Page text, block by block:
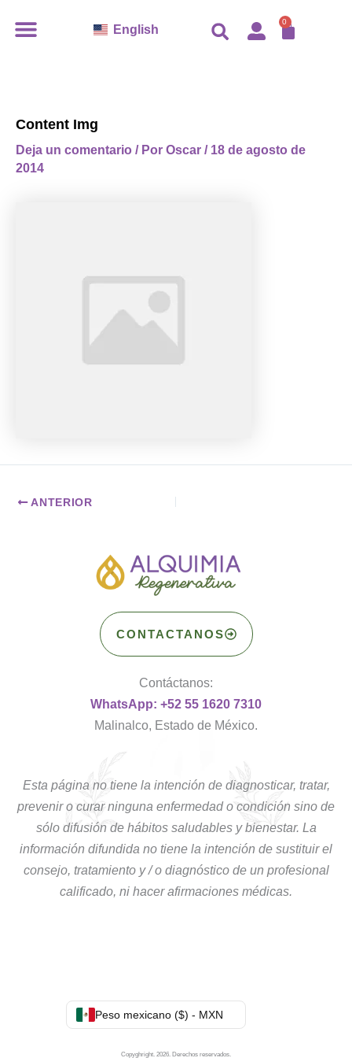
English 0
Content Img
Deja un comentario / Por Oscar / 18 de agosto de
2014
ANTERIOR
CONTACTANOS
Contáctanos:
WhatsApp: +52 55 1620 7310
Malinalco, Estado de México.
Esta página no tiene la intención de diagnosticar, tratar,
prevenir o curar ninguna enfermedad o condición sino de
sólo difusión de hábitos saludables y bienestar. La
información difundida no tiene la intención de sustituir el
consejo, tratamiento y / o diagnóstico de un profesional
calificado, ni hacer afirmaciones médicas.
Peso mexicano ($) - MXN
Copyghright. 2026. Derechos reservados.